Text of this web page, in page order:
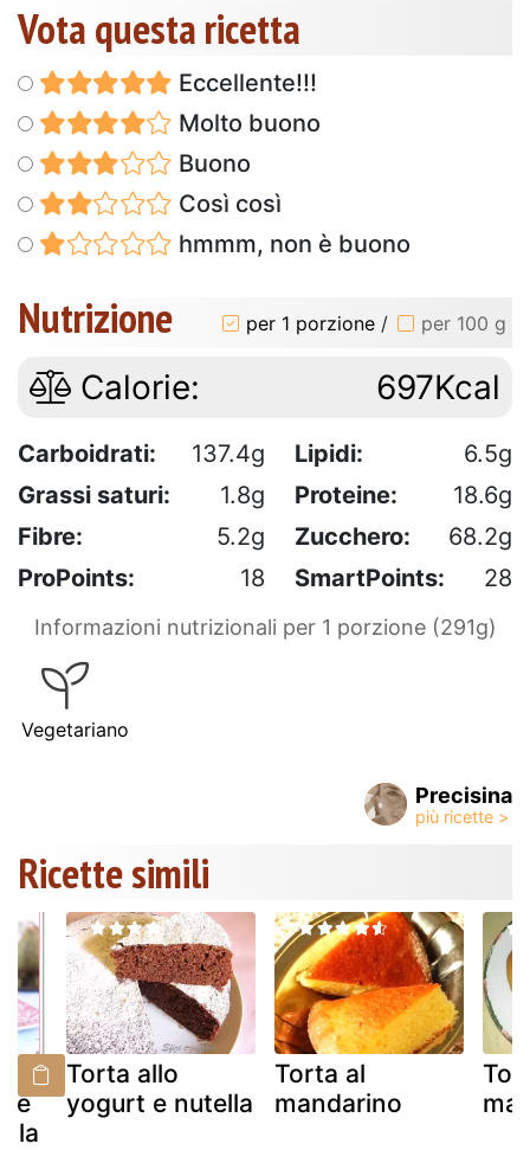
Vota questa ricetta
Eccellente!!!
Molto buono
Buono
Così così
hmmm, non è buono
Nutrizione per 1 porzione / per 100 g
Calorie: 697Kcal
Carboidrati: 137.4g Lipidi:
6.5g
Grassi saturi:
1.8g Proteine:
18.6g
Fibre:
5.2g Zucchero:
68.2g
ProPoints:
18 SmartPoints: 28
Informazioni nutrizionali per 1 porzione (291g)
Vegetariano
Precisina
Ricette simili
e
Torta allo
yogurt e nutella
Torta al
mandarino